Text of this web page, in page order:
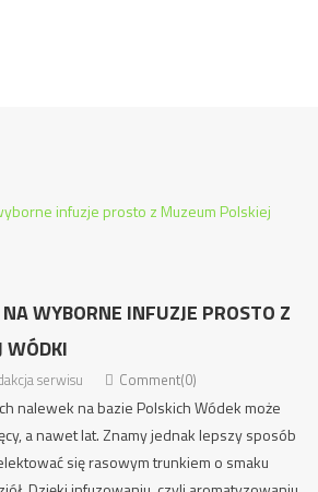
WYBORNE INFUZJE PROSTO Z
WÓDKI
serwisu Comment(0)
nalewek na bazie Polskich Wódek może
a nawet lat. Znamy jednak lepszy sposób
się rasowym trunkiem o smaku